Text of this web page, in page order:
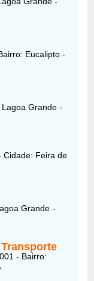
Eucalipto -
Grande -
Cidade: Feira de
Grande -
- Bairro: